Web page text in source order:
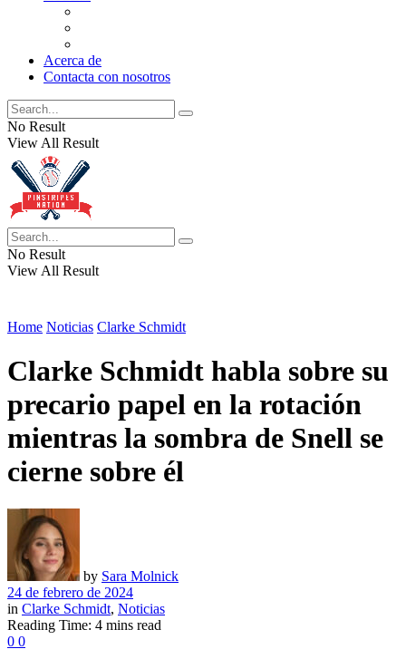
Acerca de
Contacta con nosotros
No Result
View All Result
No Result
View All Result
Home Noticias Clarke Schmidt
Clarke Schmidt habla sobre su
precario papel en la rotación
mientras la sombra de Snell se
cierne sobre él
by Sara Molnick
24 de febrero de 2024
in Clarke Schmidt, Noticias
Reading Time: 4 mins read
0 0